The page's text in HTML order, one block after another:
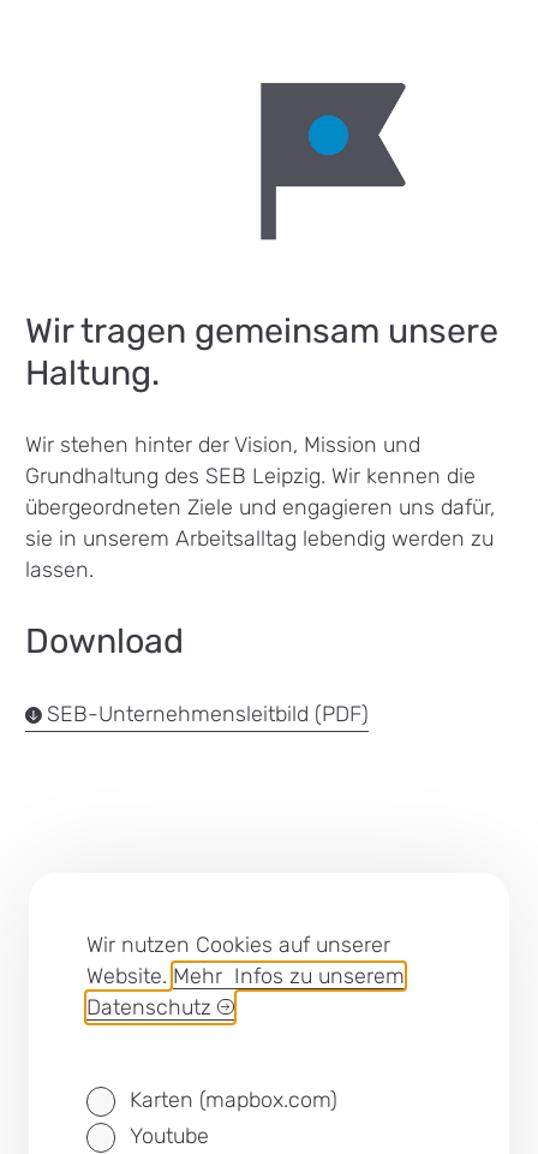
Wir nutzen Cookies auf unserer
Website. Mehr Infos zu unserem
Datenschutz
Karten (mapbox.com)
Youtube
Wir tragen gemeinsam unsere
Haltung.
Wir stehen hinter der Vision, Mission und
Grundhaltung des SEB Leipzig. Wir kennen die
übergeordneten Ziele und engagieren uns dafür,
sie in unserem Arbeitsalltag lebendig werden zu
lassen.
Download
SEB-Unternehmensleitbild (PDF)
Impressum
Barrierefreiheit
Datenschutz